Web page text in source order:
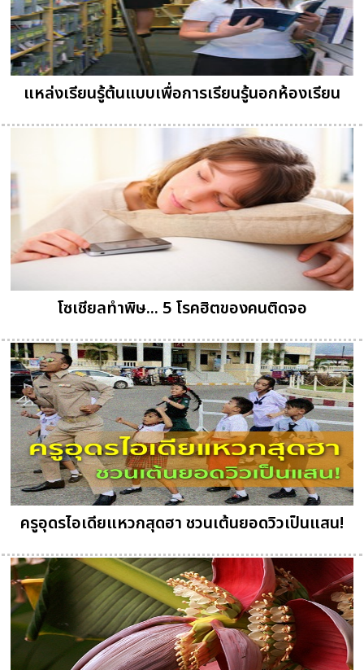
แหล่งเรียนรู้ต้นแบบเพื่อการเรียนรู้นอกห้องเรียน
โซเชียลทำพิษ... 5 โรคฮิตของคนติดจอ
ครูอุดรไอเดียแหวกสุดฮา ชวนเต้นยอดวิวเป็นแสน!